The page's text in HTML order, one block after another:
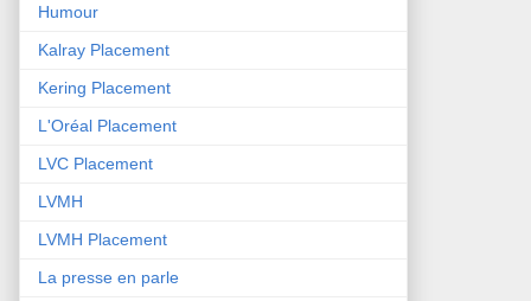
Humour
Kalray Placement
Kering Placement
L'Oréal Placement
LVC Placement
LVMH
LVMH Placement
La presse en parle